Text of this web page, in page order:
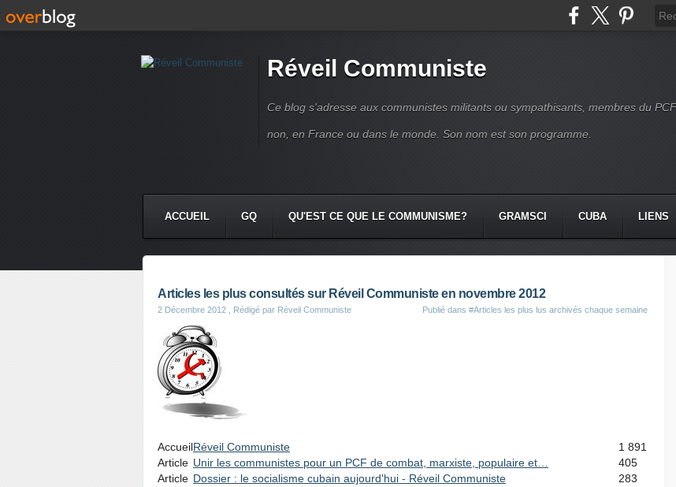
Réveil Communiste
Ce blog s'adresse aux communistes militants ou sympathisants, membres du
non, en France ou dans le monde. Son nom est son programme.
ACCUEIL GQ QU'EST CE QUE LE COMMUNISME? GRAMSCI CUBA LIENS
Articles les plus consultés sur Réveil Communiste en novembre 2012
2 Décembre 2012 , Rédigé par Réveil Communiste Publié dans #Articles les plus lus archivés chaque semaine
AccueilRéveil Communiste
1 891
Article Unir les communistes pour un PCF de combat, marxiste, populaire et…
405
Article Dossier : le socialisme cubain aujourd'hui - Réveil Communiste
283